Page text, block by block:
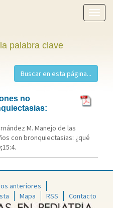
menú
palabra clave
no
M. Manejo de las
con bronquiectasias: ¿qué
anteriores
Mapa RSS Contacto